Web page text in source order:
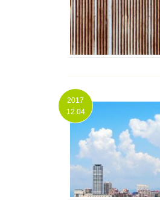
2017
12.04